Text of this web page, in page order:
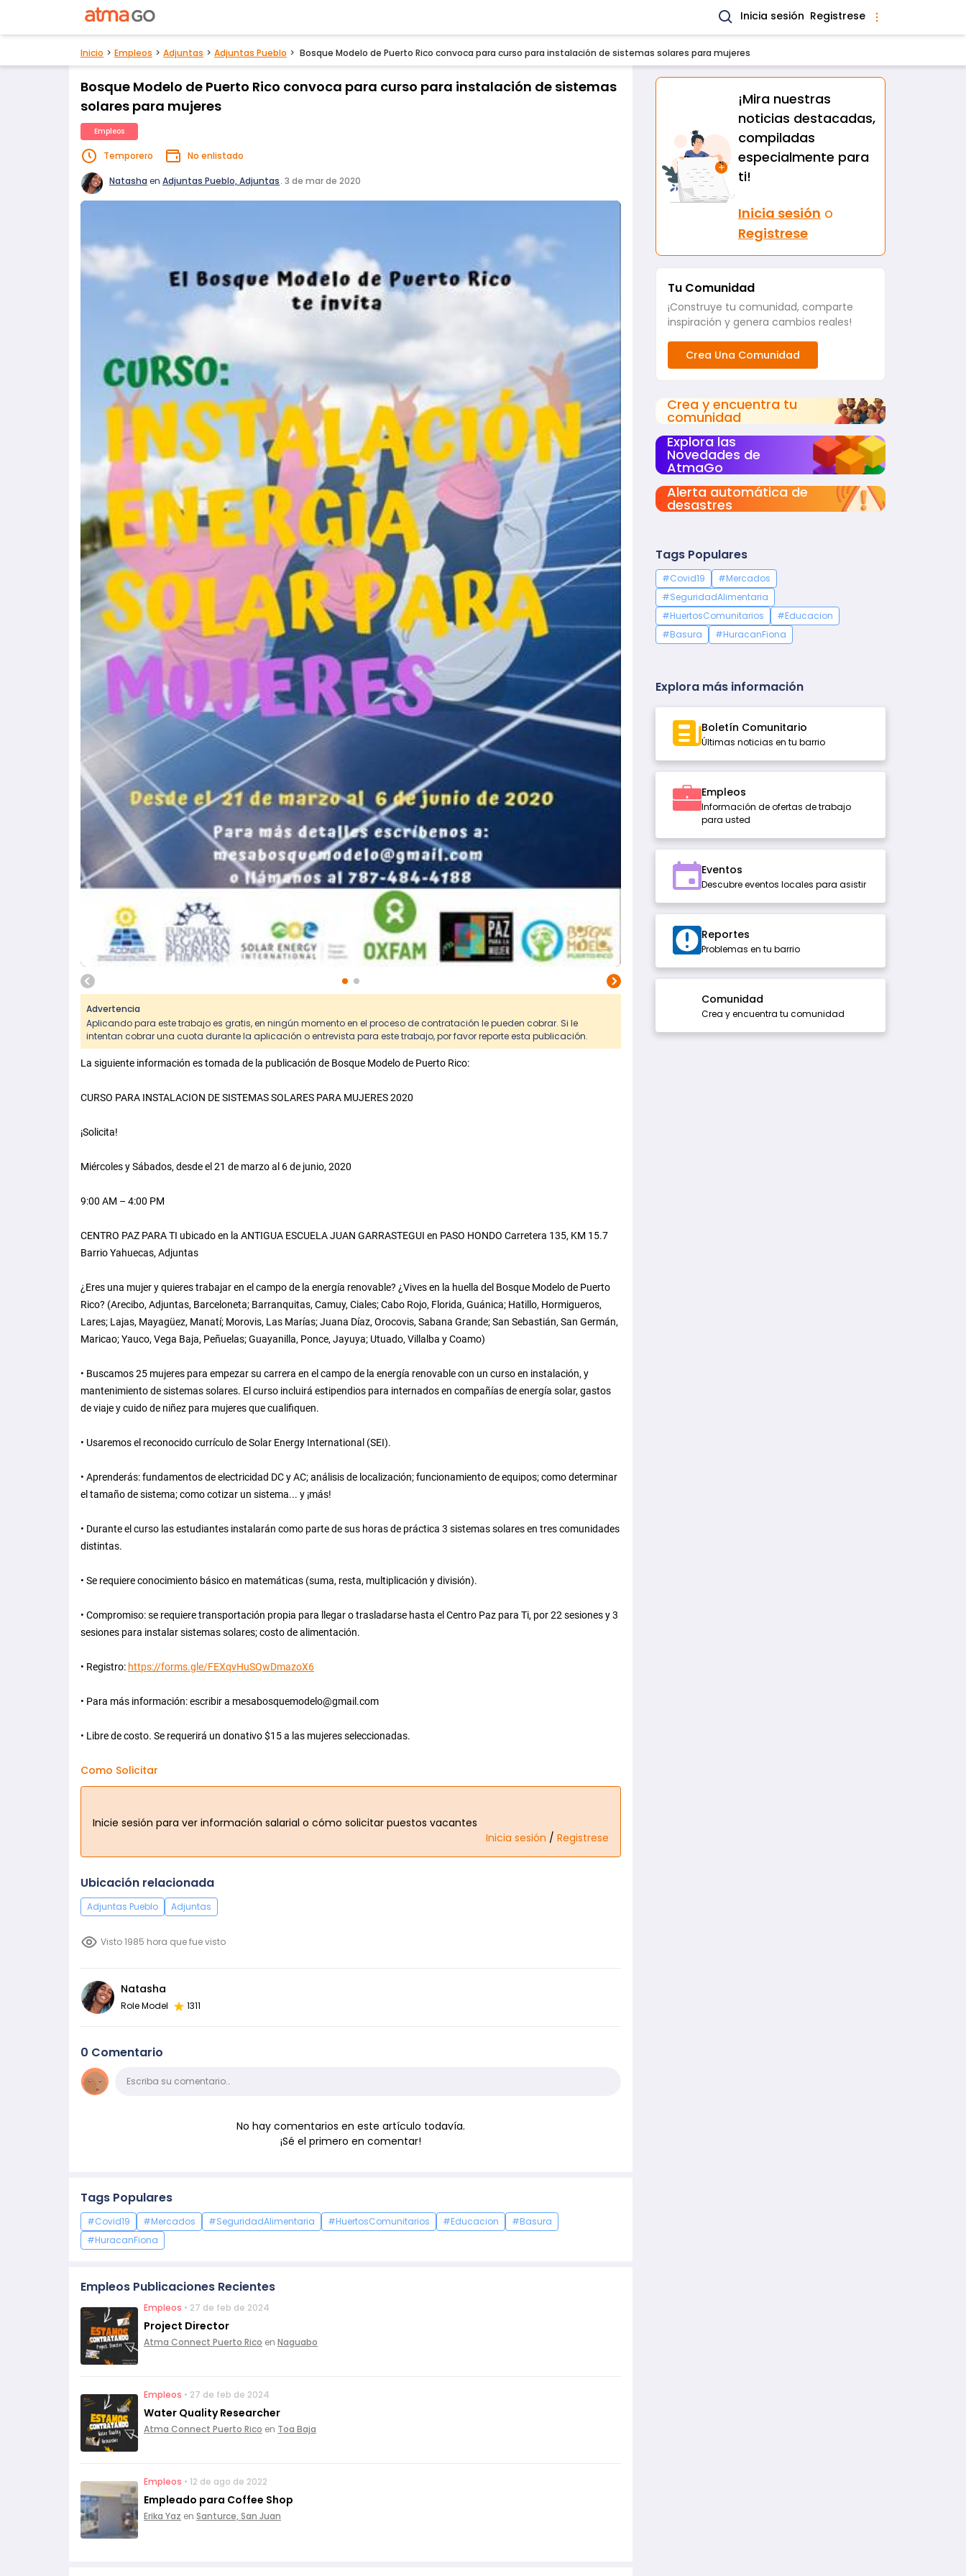
Inicia sesión Registrese
Inicio Empleos Adjuntas Adjuntas Pueblo Bosque Modelo de Puerto Rico convoca para curso para instalación de sistemas solares para mujeres
Bosque Modelo de Puerto Rico convoca para curso para instalación de sistemas
solares para mujeres
Empleos
Temporero No enlistado
Natasha en Adjuntas Pueblo, Adjuntas. 3 de mar de 2020
Advertencia
Aplicando para este trabajo es gratis, en ningún momento en el proceso de contratación le pueden cobrar. Si le
intentan cobrar una cuota durante la aplicación o entrevista para este trabajo, por favor reporte esta publicación.
La siguiente información es tomada de la publicación de Bosque Modelo de Puerto Rico:
CURSO PARA INSTALACION DE SISTEMAS SOLARES PARA MUJERES 2020
¡Solicita!
Miércoles y Sábados, desde el 21 de marzo al 6 de junio, 2020
9:00 AM – 4:00 PM
CENTRO PAZ PARA TI ubicado en la ANTIGUA ESCUELA JUAN GARRASTEGUI en PASO HONDO Carretera 135, KM 15.7
Barrio Yahuecas, Adjuntas
¿Eres una mujer y quieres trabajar en el campo de la energía renovable? ¿Vives en la huella del Bosque Modelo de Puerto
Rico? (Arecibo, Adjuntas, Barceloneta; Barranquitas, Camuy, Ciales; Cabo Rojo, Florida, Guánica; Hatillo, Hormigueros,
Lares; Lajas, Mayagüez, Manatí; Morovis, Las Marías; Juana Díaz, Orocovis, Sabana Grande; San Sebastián, San Germán,
Maricao; Yauco, Vega Baja, Peñuelas; Guayanilla, Ponce, Jayuya; Utuado, Villalba y Coamo)
• Buscamos 25 mujeres para empezar su carrera en el campo de la energía renovable con un curso en instalación, y
mantenimiento de sistemas solares. El curso incluirá estipendios para internados en compañías de energía solar, gastos
de viaje y cuido de niñez para mujeres que cualifiquen.
• Usaremos el reconocido currículo de Solar Energy International (SEI).
• Aprenderás: fundamentos de electricidad DC y AC; análisis de localización; funcionamiento de equipos; como determinar
el tamaño de sistema; como cotizar un sistema... y ¡más!
• Durante el curso las estudiantes instalarán como parte de sus horas de práctica 3 sistemas solares en tres comunidades
distintas.
• Se requiere conocimiento básico en matemáticas (suma, resta, multiplicación y división).
• Compromiso: se requiere transportación propia para llegar o trasladarse hasta el Centro Paz para Ti, por 22 sesiones y 3
sesiones para instalar sistemas solares; costo de alimentación.
• Registro: https://forms.gle/FEXqvHuSQwDmazoX6
• Para más información: escribir a mesabosquemodelo@gmail.com
• Libre de costo. Se requerirá un donativo $15 a las mujeres seleccionadas.
Como Solicitar
Inicie sesión para ver información salarial o cómo solicitar puestos vacantes
Inicia sesión / Registrese
Ubicación relacionada
Adjuntas Pueblo Adjuntas
Visto 1985 hora que fue visto
Natasha
Role Model 1311
0 Comentario
ComentarioEscriba su comentario…
No hay comentarios en este artículo todavía.
¡Sé el primero en comentar!
Tags Populares
#Covid19 #Mercados #SeguridadAlimentaria #HuertosComunitarios #Educacion
#Basura
#HuracanFiona
Empleos Publicaciones Recientes
Empleos • 27 de feb de 2024
Project Director
Atma Connect Puerto Rico en Naguabo
Empleos • 27 de feb de 2024
Water Quality Researcher
Atma Connect Puerto Rico en Toa Baja
Empleos • 12 de ago de 2022
Empleado para Coffee Shop
Erika Yaz en Santurce, San Juan
¡Mira nuestras
noticias destacadas,
compiladas
especialmente para
ti!
Inicia sesión o
Registrese
Tu Comunidad
¡Construye tu comunidad, comparte
inspiración y genera cambios reales!
Crea Una Comunidad
Crea y encuentra tu
comunidad
Explora las
Novedades de
AtmaGo
Alerta automática de
desastres
Tags Populares
#Covid19
#Mercados
#SeguridadAlimentaria
#HuertosComunitarios
#Educacion
#Basura
#HuracanFiona
Explora más información
Boletín Comunitario
Últimas noticias en tu barrio
Empleos
Información de ofertas de trabajo
para usted
Eventos
Descubre eventos locales para asistir
Reportes
Problemas en tu barrio
Comunidad
Crea y encuentra tu comunidad